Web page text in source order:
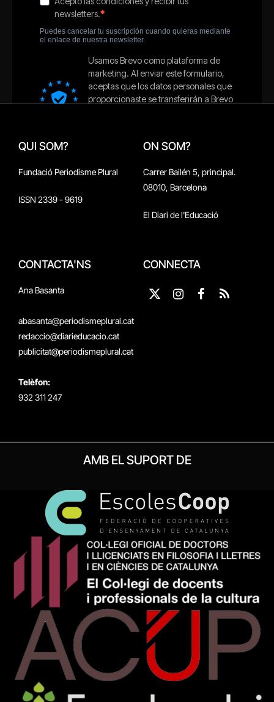
QUI SOM?
Fundació Periodisme Plural
ISSN 2339 - 9619
ON SOM?
Carrer Bailén 5, principal.
08010, Barcelona
El Diari de l'Educació
CONTACTA'NS
Ana Basanta
abasanta@periodismeplural.cat
redaccio@diarieducacio.cat
publicitat@periodismeplural.cat
Telèfon:
932 311 247
CONNECTA
X
Instagram
Facebook
RSS
AMB EL SUPORT DE